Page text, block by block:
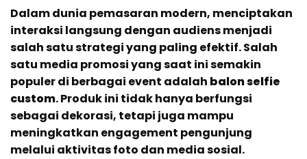
Dalam dunia pemasaran modern, menciptakan
interaksi langsung dengan audiens menjadi
salah satu strategi yang paling efektif. Salah
satu media promosi yang saat ini semakin
populer di berbagai event adalah balon selfie
custom. Produk ini tidak hanya berfungsi
sebagai dekorasi, tetapi juga mampu
meningkatkan engagement pengunjung
melalui aktivitas foto dan media sosial.